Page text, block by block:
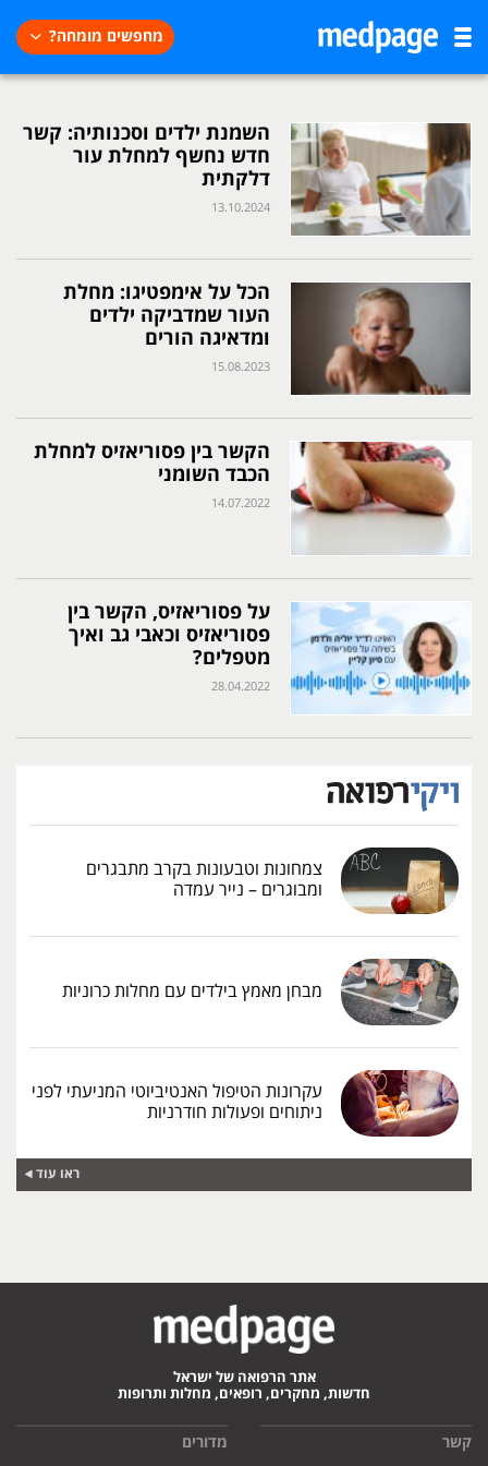
מחפשים מומחה?
השמנת ילדים וסכנותיה: קשר
חדש נחשף למחלת עור
דלקתית
13.10.2024
הכל על אימפטיגו: מחלת
העור שמדביקה ילדים
ומדאיגה הורים
15.08.2023
הקשר בין פסוריאזיס למחלת
הכבד השומני
14.07.2022
על פסוריאזיס, הקשר בין
פסוריאזיס וכאבי גב ואיך
מטפלים?
28.04.2022
צמחונות וטבעונות בקרב מתבגרים
ומבוגרים – נייר עמדה
מבחן מאמץ בילדים עם מחלות כרוניות
עקרונות הטיפול האנטיביוטי המניעתי לפני
ניתוחים ופעולות חודרניות
ראו עוד
אתר הרפואה של ישראל
חדשות, מחקרים, רופאים, מחלות ותרופות
קשר מדורים